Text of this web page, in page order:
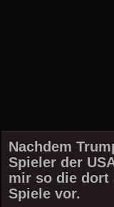
Nachdem
Spieler der
mir so die dort
Spiele vor.